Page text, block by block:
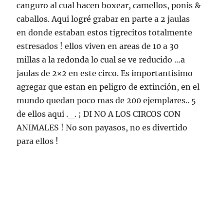
canguro al cual hacen boxear, camellos, ponis &
caballos. Aqui logré grabar en parte a 2 jaulas
en donde estaban estos tigrecitos totalmente
estresados ! ellos viven en areas de 10 a 30
millas a la redonda lo cual se ve reducido …a
jaulas de 2×2 en este circo. Es importantisimo
agregar que estan en peligro de extinción, en el
mundo quedan poco mas de 200 ejemplares.. 5
de ellos aqui ._. ; DI NO A LOS CIRCOS CON
ANIMALES ! No son payasos, no es divertido
para ellos !